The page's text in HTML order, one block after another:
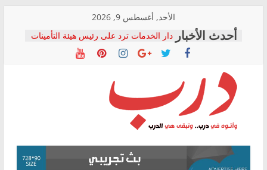
content
الأحد, أغسطس 9, 2026
دار الخدمات ترد على رئيس هيئة التأمينات
بعد مؤتمره الصحفي: إنكار الأزمة لا ينهي
معاناة أصحاب المعاشات.. ونطالب بكشف
فرحات سليمان يكتب: القطاع الصحي إلى
أين؟
حزب التحالف الشعبي يطلق لجنة “الحق
في الصحة” بالإسكندرية لرصد الانتهاكات
ودعم المرضى
الوزاري لمدينة الصحفيين.. وانتهاء أعمال
إنشاء المبنى الإداري
درب
وأتوه